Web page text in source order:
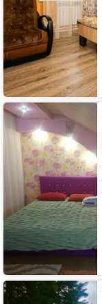
Дом
для
отпуска
Анжела
Вилла
Домик